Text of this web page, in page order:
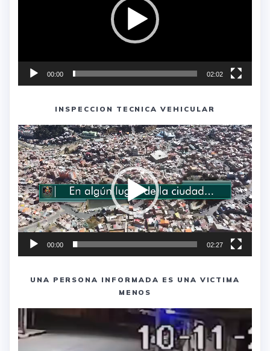
00:00 02:02
INSPECCION TECNICA VEHICULAR
Reproductor
de
vídeo
00:00 02:27
UNA PERSONA INFORMADA ES UNA VICTIMA
MENOS
Reproductor
de
vídeo